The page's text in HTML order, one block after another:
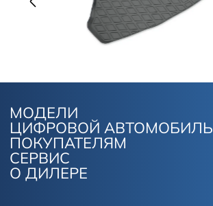
МОДЕЛИ
ЦИФРОВОЙ АВТОМОБИЛЬ
ПОКУПАТЕЛЯМ
СЕРВИС
О ДИЛЕРЕ